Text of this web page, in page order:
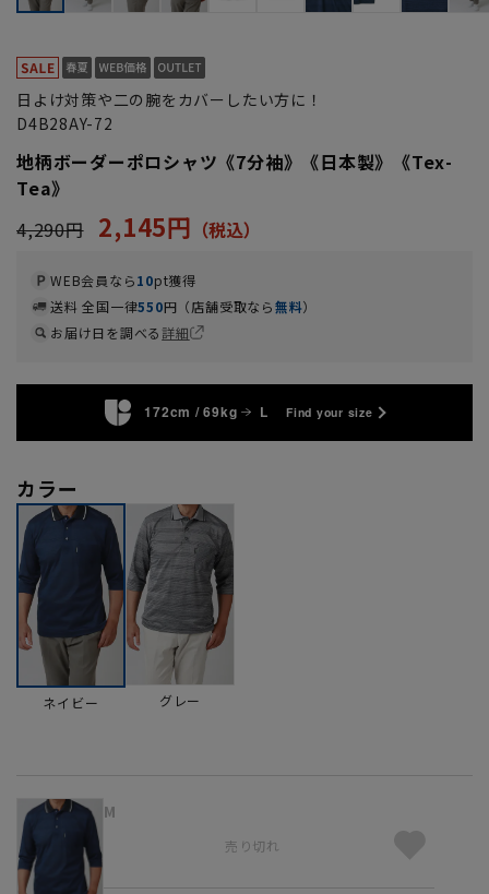
日よけ対策や二の腕をカバーしたい方に！
D4B28AY-72
地柄ボーダーポロシャツ《7分袖》《日本製》《Tex-
Tea》
4,290円 2,145円
WEB会員なら10pt獲得
送料 全国一律550円（店舗受取なら無料）
お届け日を調べる詳細
172cm / 69kg L Find your size
カラー
ネイビー グレー
M
売り切れ